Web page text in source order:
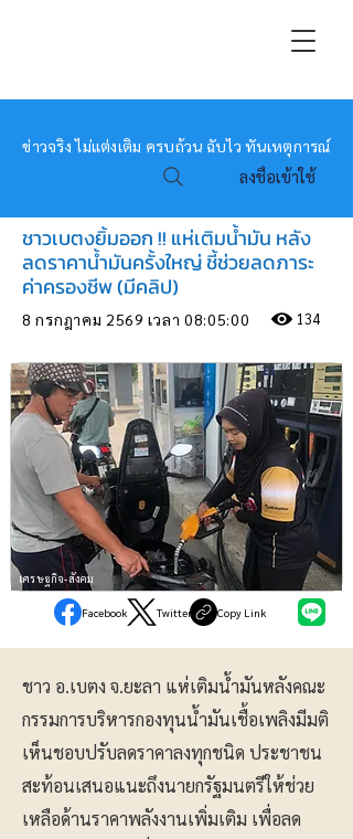
หมอข่าว
ข่าวจริง ไม่แต่งเติม ครบถ้วน ฉับไว ทันเหตุการณ์
ลงชื่อเข้าใช้
ชาวเบตงยิ้มออก !! แห่เติมน้ำมัน หลัง
ลดราคาน้ำมันครั้งใหญ่ ชี้ช่วยลดภาระ
ค่าครองชีพ (มีคลิป)
8 กรกฎาคม 2569 เวลา 08:05:00 134
เศรษฐกิจ-สังคม
Facebook Twitter Copy Link
ชาว อ.เบตง จ.ยะลา แห่เติมน้ำมันหลังคณะ
กรรมการบริหารกองทุนน้ำมันเชื้อเพลิงมีมติ
เห็นชอบปรับลดราคาลงทุกชนิด ประชาชน
สะท้อนเสนอแนะถึงนายกรัฐมนตรีให้ช่วย
เหลือด้านราคาพลังงานเพิ่มเติม เพื่อลด